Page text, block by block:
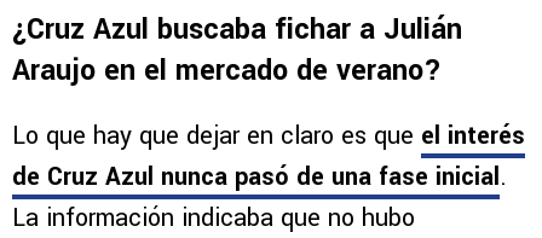
¿Cruz Azul buscaba fichar a Julián
Araujo en el mercado de verano?
Lo que hay que dejar en claro es que el interés
de Cruz Azul nunca pasó de una fase inicial.
La información indicaba que no hubo